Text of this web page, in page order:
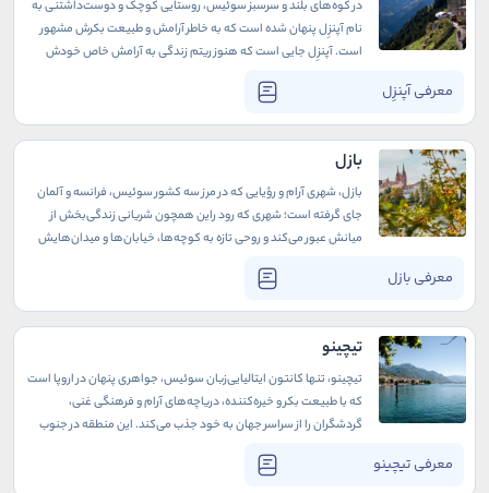
معرفی آپنزِل
در کوه‌های بلند و سرسبز سوئیس، روستایی کوچک و دوست‌داشتنی به
نام آپنزِل پنهان شده است که به خاطر آرامش و طبیعت بکرش مشهور
است. آپنزِل جایی است که هنوز ریتم زندگی به آرامش خاص خودش
شیوه‌ای ساده و اصیل زندگی می‌کنند. این روستا، با معماری چوبی و
خیابان‌های سنگفرش‌شده‌اش، همچنان ارزش‌های قدیمی را گرامی
داشته و فرهنگ و سنت‌های سوئیسی را به زیبایی حفظ کرده است. اینجا
هنوز هم مقصدی برای تور سوییس است.
بازل
معرفی بازل
بازل، شهری آرام و رؤیایی که در مرز سه کشور سوئیس، فرانسه و آلمان
جای گرفته است؛ شهری که رود راین همچون شریانی زندگی‌بخش از
میانش عبور می‌کند و روحی تازه به کوچه‌ها، خیابان‌ها و میدان‌هایش
در جایی خاص و مملو از رمز و راز قدم گذاشته‌اید. سومین شهر بزرگ
سوئیس مقصدی هنر و فرهنگی است که در هر گوشه‌اش جواهری
تاریخی یا هنری را خواهید یافت.
تیچینو
معرفی تیچینو
تیچینو، تنها کانتون ایتالیایی‌زبان سوئیس، جواهری پنهان در اروپا است
که با طبیعت بکر و خیره‌کننده، دریاچه‌های آرام و فرهنگی غنی،
گردشگران را از سراسر جهان به خود جذب می‌کند. این منطقه در جنوب
آب‌های زلال دریاچه‌ها، مناظری شگفت‌انگیز خلق کرده‌اند. تیچینو، با